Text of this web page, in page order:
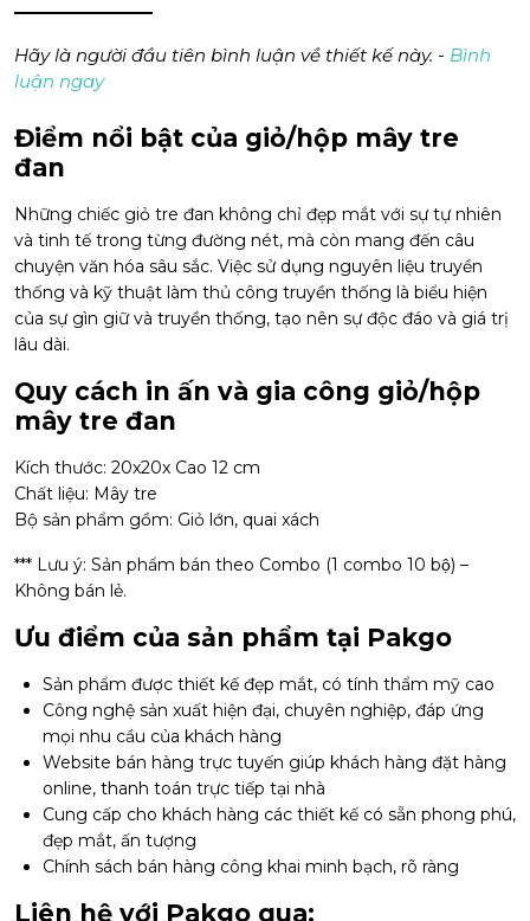
Hãy là người đầu tiên bình luận về thiết kế này. - Bình
luận ngay
Điểm nổi bật của giỏ/hộp mây tre
đan
Những chiếc giỏ tre đan không chỉ đẹp mắt với sự tự nhiên
và tinh tế trong từng đường nét, mà còn mang đến câu
chuyện văn hóa sâu sắc. Việc sử dụng nguyên liệu truyền
thống và kỹ thuật làm thủ công truyền thống là biểu hiện
của sự gìn giữ và truyền thống, tạo nên sự độc đáo và giá trị
lâu dài.
Quy cách in ấn và gia công giỏ/hộp
mây tre đan
Kích thước: 20x20x Cao 12 cm
Chất liệu: Mây tre
Bộ sản phẩm gồm: Giỏ lớn, quai xách
*** Lưu ý: Sản phẩm bán theo Combo (1 combo 10 bộ) –
Không bán lẻ.
Ưu điểm của sản phẩm tại Pakgo
Sản phẩm được thiết kế đẹp mắt, có tính thẩm mỹ cao
Công nghệ sản xuất hiện đại, chuyên nghiệp, đáp ứng
mọi nhu cầu của khách hàng
Website bán hàng trực tuyến giúp khách hàng đặt hàng
online, thanh toán trực tiếp tại nhà
Cung cấp cho khách hàng các thiết kế có sẵn phong phú,
đẹp mắt, ấn tượng
Chính sách bán hàng công khai minh bạch, rõ ràng
Liên hệ với Pakgo qua: